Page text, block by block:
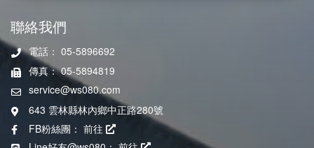
聯絡我們
電話： 05-5896692
傳真： 05-5894819
service@ws080.com
643 雲林縣林內鄉中正路280號
FB粉絲團： 前往